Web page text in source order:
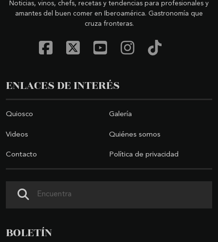
Noticias, vinos, chefs, recetas y tendencias para profesionales y
amantes del buen comer en Iberoamérica. Gastronomía que
cruza fronteras.
ENLACES DE INTERÉS
Quiosco Galería
Videos Quiénes somos
Contacto Política de privacidad
BOLETÍN